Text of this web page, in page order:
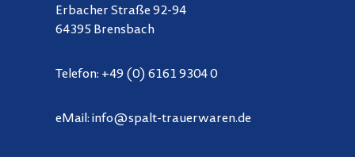
Erbacher Straße 92-94
64395 Brensbach
Telefon: +49 (0) 6161 9304 0
eMail: info@spalt-trauerwaren.de